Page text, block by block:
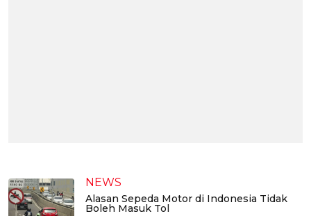
NEWS
Alasan Sepeda Motor di Indonesia Tidak
Boleh Masuk Tol